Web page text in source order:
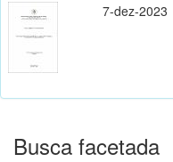
7-dez-2023
Busca facetada